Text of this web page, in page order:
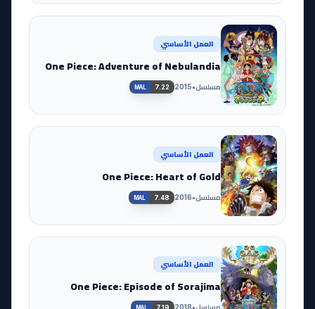
العمل الأساسي
One Piece: Adventure of Nebulandia
مسلسل•
2015
MAL 7.22
العمل الأساسي
One Piece: Heart of Gold
مسلسل•
2016
MAL 7.48
العمل الأساسي
One Piece: Episode of Sorajima
2018
MAL